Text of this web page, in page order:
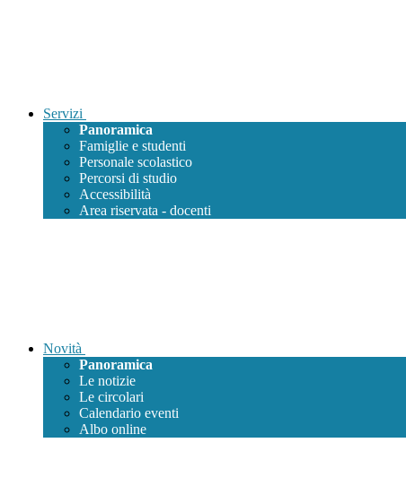
Servizi
Panoramica
Famiglie e studenti
Personale scolastico
Percorsi di studio
Accessibilità
Area riservata - docenti
Novità
Panoramica
Le notizie
Le circolari
Calendario eventi
Albo online